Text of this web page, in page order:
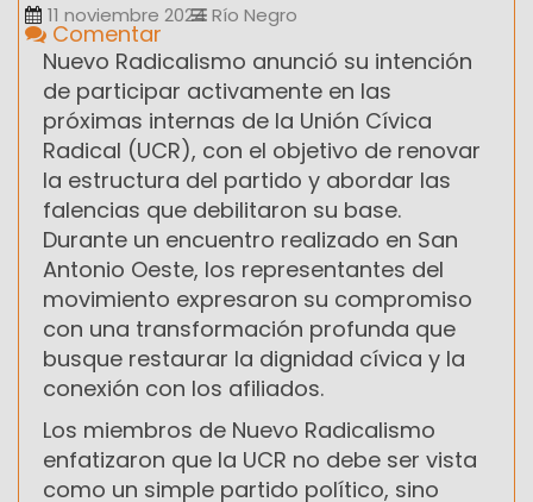
11 noviembre 2024 Río Negro
Comentar
Nuevo Radicalismo anunció su intención
de participar activamente en las
próximas internas de la Unión Cívica
Radical (UCR), con el objetivo de renovar
la estructura del partido y abordar las
falencias que debilitaron su base.
Durante un encuentro realizado en San
Antonio Oeste, los representantes del
movimiento expresaron su compromiso
con una transformación profunda que
busque restaurar la dignidad cívica y la
conexión con los afiliados.
Los miembros de Nuevo Radicalismo
enfatizaron que la UCR no debe ser vista
como un simple partido político, sino